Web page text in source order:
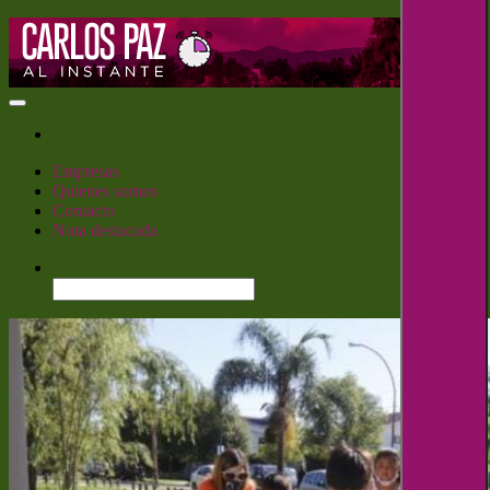
Empresas
Quienes somos
Contacto
Nota destacada